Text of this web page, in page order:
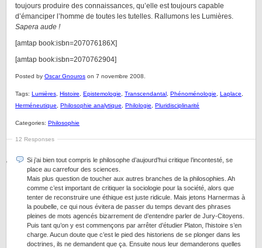
toujours produire des connaissances, qu’elle est toujours capable
d’émanciper l’homme de toutes les tutelles. Rallumons les Lumières.
Sapera aude !
[amtap book:isbn=207076186X]
[amtap book:isbn=2070762904]
Posted by Oscar Gnouros on 7 novembre 2008.
Tags: Lumières Histoire Epistemologie Transcendantal Phénoménologie Laplace
Herméneutique
Philosophie analytique Philologie Pluridisciplinarité
Categories: Philosophie
12 Responses
Si j’ai bien tout compris le philosophe d’aujourd’hui critique l’incontesté, se
place au carrefour des sciences.
Mais plus question de toucher aux autres branches de la philosophies. Ah
comme c’est important de critiquer la sociologie pour la société, alors que
tenter de reconstruire une éthique est juste ridicule. Mais jetons Harnermas à
la poubelle, ce qui nous évitera de passer du temps devant des phrases
pleines de mots agencés bizarrement de d’entendre parler de Jury-Citoyens.
Puis tant qu’on y est commençons par arrêter d’étudier Platon, l’histoire s’en
charge. Aucun doute que c’est le pied des historiens de se plonger dans les
doctrines, ils ne demandent que ça. Ensuite nous leur demanderons quelles